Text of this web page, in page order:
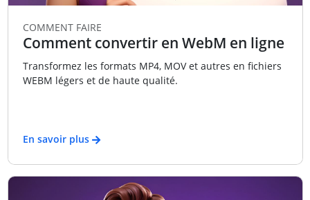
COMMENT FAIRE
Comment convertir en WebM en ligne
Transformez les formats MP4, MOV et autres en fichiers
WEBM légers et de haute qualité.
En savoir plus